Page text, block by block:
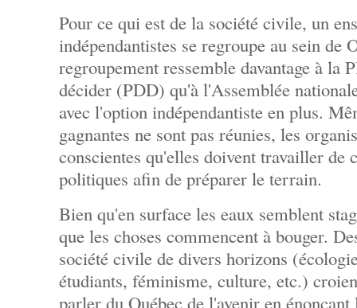
Pour ce qui est de la société civile, un
indépendantistes se regroupe au sein de
regroupement ressemble davantage à la
décider (PDD) qu'à l'Assemblée
avec l'option indépendantiste en plus.
gagnantes ne sont pas réunies, les
conscientes qu'elles doivent travailler de
politiques afin de préparer le terrain.
Bien qu'en surface les eaux semblent
que les choses commencent à bouger.
société civile de divers horizons
étudiants, féminisme, culture, etc.)
parler du Québec de l'avenir en